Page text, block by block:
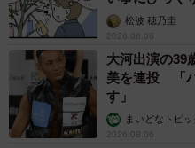
松波 穂乃圭
2026.08.06
大河出演の
美を連投 「
す」
まいどなトピッ
2026.08.06